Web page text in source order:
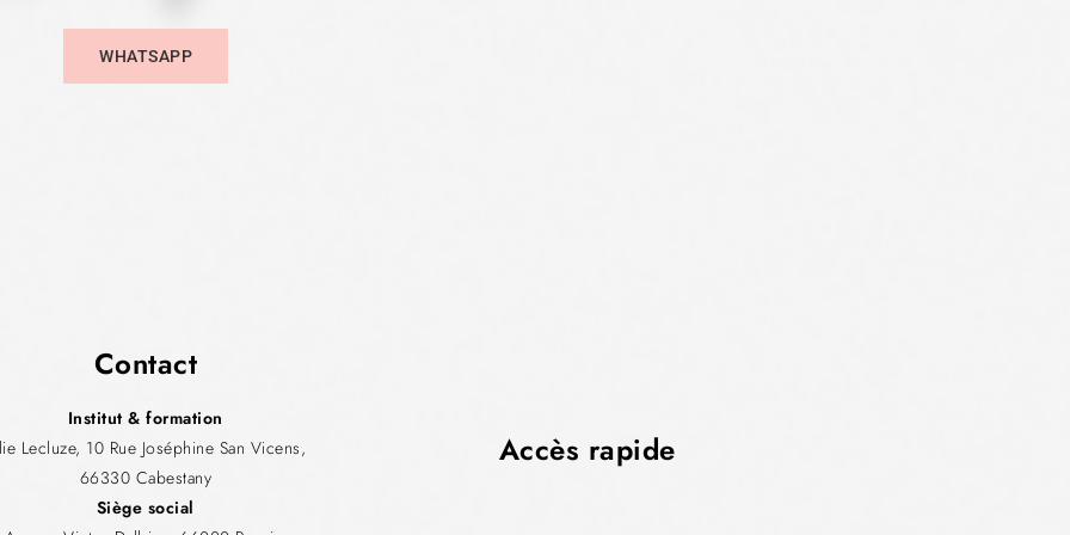
WHATSAPP
Contact
Institut & formation
Lecluze, 10 Rue Joséphine San Vicens,
66330 Cabestany
Siège social
Accès rapide